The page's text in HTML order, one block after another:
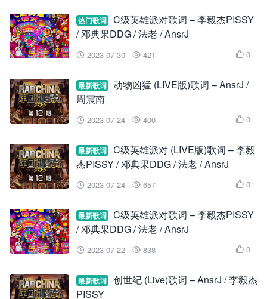
热门歌词
C级英雄派对歌词 – 李毅杰PISSY
/ 邓典果DDG / 法老 / AnsrJ
 2023-07-30  421  0
最新歌词
动物凶猛 (LIVE版)歌词 – AnsrJ /
周震南
 2023-07-24  400  0
最新歌词
C级英雄派对 (LIVE版)歌词 – 李毅
杰PISSY / 邓典果DDG / 法老 / AnsrJ
 2023-07-24  657  0
最新歌词
C级英雄派对歌词 – 李毅杰PISSY
/ 邓典果DDG / 法老 / AnsrJ
 2023-07-22  838  0
最新歌词
创世纪 (Live)歌词 – AnsrJ / 李毅杰
PISSY